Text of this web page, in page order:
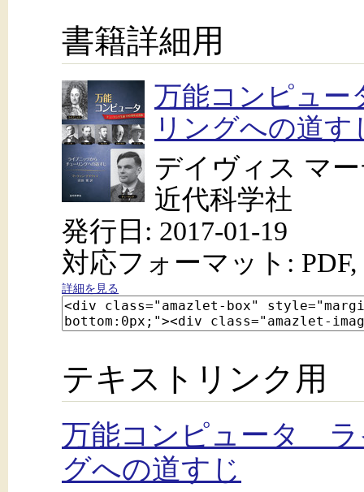
書籍詳細用
万能コンピュ
リングへの道す
デイヴィス マ
近代科学社
発行日: 2017-01-19
対応フォーマット: PDF,
詳細を見る
テキストリンク用
万能コンピュータ ラ
グへの道すじ